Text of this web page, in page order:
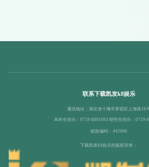
联系下载凯发k8娱乐
通讯地址：湖北省十堰市茅箭区上海路16
本科生招办：0719-8891093 研究生招办：0719-
邮政编码：442000
下载凯发k8娱乐的版权所有：